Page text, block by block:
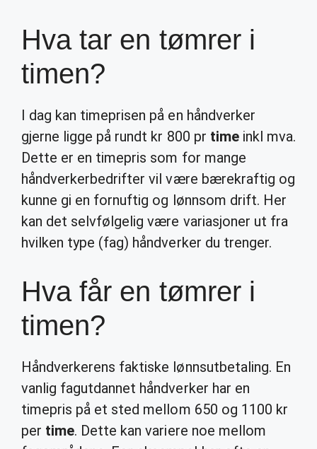
Hva tar en tømrer i
timen?
I dag kan timeprisen på en håndverker
gjerne ligge på rundt kr 800 pr timeinkl mva.
Dette er en timepris som for mange
håndverkerbedrifter vil være bærekraftig og
kunne gi en fornuftig og lønnsom drift. Her
kan det selvfølgelig være variasjoner ut fra
hvilken type (fag) håndverker du trenger.
Hva får en tømrer i
timen?
Håndverkerens faktiske lønnsutbetaling. En
vanlig fagutdannet håndverker har en
timepris på et sted mellom 650 og 1100 kr
per time. Dette kan variere noe mellom